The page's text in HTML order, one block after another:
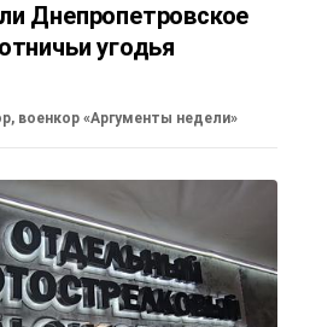
Днепропетровское
угодья
военкор «Аргументы недели»